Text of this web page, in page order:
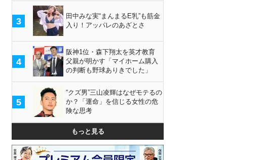
3
田中みな実“まんまるE乳”も筋金
入り！アッパレのあざとさ
4
阪神1位・森下翔太を英才教育
父親が明かす「マイホーム購入
の判断も野球ありきでした」
5
“クズ男”三山凌輝はなぜモテるの
か？「運命」を信じる女性の危
険な思考
もっと見る